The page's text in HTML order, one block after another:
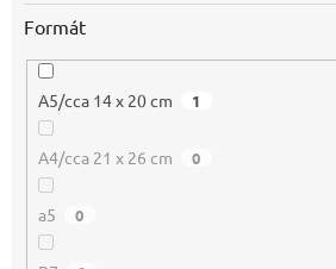
Formát
A5/cca 14 x 20 cm 1
A4/cca 21 x 26 cm 0
a5 0